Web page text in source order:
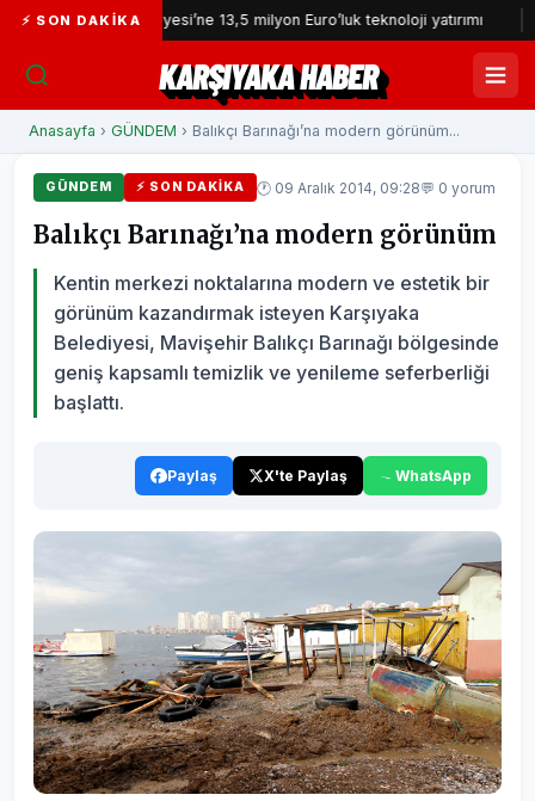
⚡ SON DAKIKA
İzmir İtfaiyesi’ne 13,5 milyon Euro’luk teknoloji yatırımı İzmir
KARŞIYAKA HABER
Anasayfa › GÜNDEM › Balıkçı Barınağı’na modern görünüm...
GÜNDEM ⚡ SON DAKIKA 🕐 09 Aralık 2014, 09:28💬 0 yorum
Balıkçı Barınağı’na modern görünüm
Kentin merkezi noktalarına modern ve estetik bir
görünüm kazandırmak isteyen Karşıyaka
Belediyesi, Mavişehir Balıkçı Barınağı bölgesinde
geniş kapsamlı temizlik ve yenileme seferberliği
başlattı.
Paylaş X'te Paylaş WhatsApp